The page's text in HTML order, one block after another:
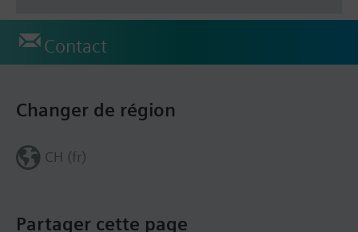
Contact
Partager cette page
Changer de région
CH (fr)